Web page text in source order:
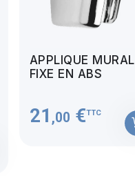
APPLIQUE MURAL
FIXE EN ABS
21 ,00 €TTC